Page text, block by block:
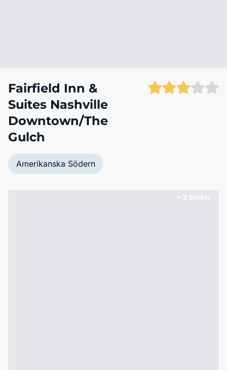
Fairfield Inn &
Suites Nashville
Downtown/The
Gulch
Amerikanska Södern
+ 2 bilder